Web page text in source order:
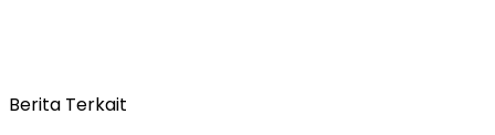
Berita Terkait